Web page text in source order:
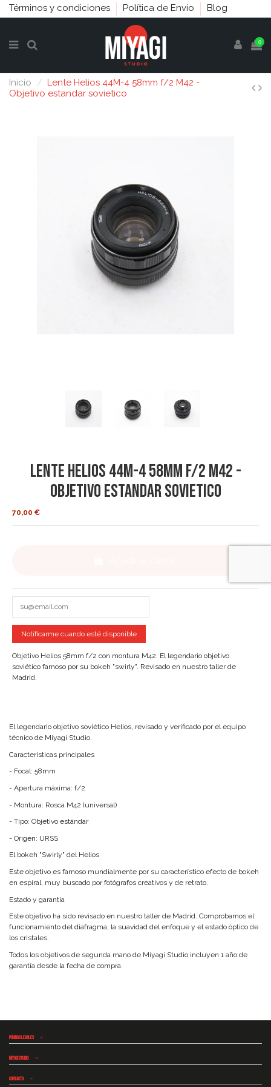
Términos y condiciones Política de Envío Blog
0
Inicio
Lente Helios 44M-4 58mm f/2 M42 -
Objetivo estandar sovietico
Lente Helios 44M-4 58mm f/2 M42 -
Objetivo estandar sovietico
70,00 €
Objetivo Helios 58mm f/2 con montura M42. El legendario objetivo
soviético famoso por su bokeh "swirly". Revisado en nuestro taller de
Madrid.
El legendario objetivo soviético Helios, revisado y verificado por el equipo
técnico de Miyagi Studio.
Características principales
- Focal: 58mm
- Apertura máxima: f/2
- Montura: Rosca M42 (universal)
- Tipo: Objetivo estándar
- Origen: URSS
El bokeh "Swirly" del Helios
Este objetivo es famoso mundialmente por su característico efecto de bokeh
en espiral, muy buscado por fotógrafos creativos y de retrato.
Estado y garantía
Este objetivo ha sido revisado en nuestro taller de Madrid. Comprobamos el
funcionamiento del diafragma, la suavidad del enfoque y el estado óptico de
los cristales.
Todos los objetivos de segunda mano de Miyagi Studio incluyen 1 año de
garantía desde la fecha de compra.
Páginas legales
Miyagi Studio
Contacto